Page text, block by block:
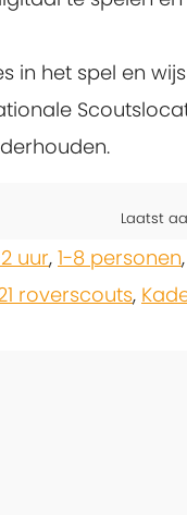
in het spel en
Laatst
uur, 1-8 personen,
roverscouts,